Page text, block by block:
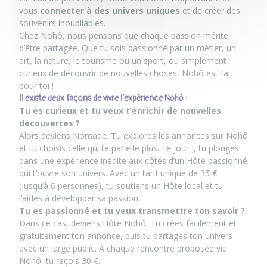
vous connecter à des univers uniques et de créer des
souvenirs inoubliables.
Chez Nohô, nous pensons que chaque passion mérite
d’être partagée. Que tu sois passionné par un métier, un
art, la nature, le tourisme ou un sport, ou simplement
curieux de découvrir de nouvelles choses, Nohô est fait
pour toi !
Il existe deux façons de vivre l’expérience Nohô :
Tu es curieux et tu veux t’enrichir de nouvelles
découvertes ?
Alors deviens Nomade. Tu explores les annonces sur Nohô
et tu choisis celle qui te parle le plus. Le jour J, tu plonges
dans une expérience inédite aux côtés d’un Hôte passionné
qui t’ouvre son univers. Avec un tarif unique de 35 €
(jusqu’à 6 personnes), tu soutiens un Hôte local et tu
l’aides à développer sa passion.
Tu es passionné et tu veux transmettre ton savoir ?
Dans ce cas, deviens Hôte Nohô. Tu crées facilement et
gratuitement ton annonce, puis tu partages ton univers
avec un large public. À chaque rencontre proposée via
Nohô, tu reçois 30 €.